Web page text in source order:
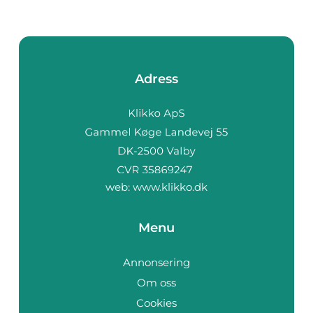
Adress
web: www.klikko.dk
Menu
Annonsering
Om oss
Cookies